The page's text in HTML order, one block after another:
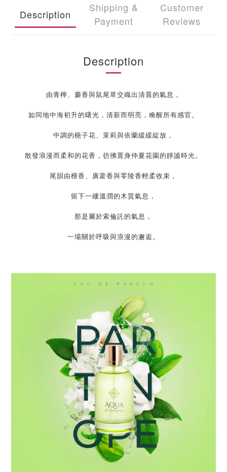
Description
Shipping &
Payment
Customer
Reviews
Description
由青檸、麝香與鼠尾草交織出清晨的氣息，
如同地中海初升的曙光，清新而明亮，喚醒所有感官。
中調的梔子花、茉莉與依蘭緩緩綻放，
散發浪漫而柔和的花香，彷彿置身仲夏花園的靜謐時光。
尾韻由檀香、廣藿香與零陵香輕柔收束，
留下一縷溫潤的木質氣息，
那是屬於索倫託的氣息，
一場關於呼吸與浪漫的邂逅。